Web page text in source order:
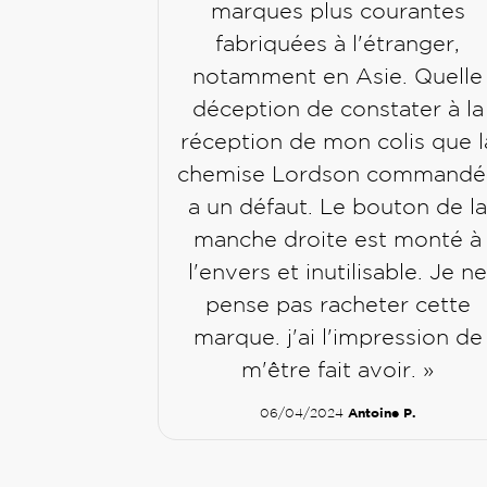
marques plus courantes
fabriquées à l'étranger,
notamment en Asie. Quelle
déception de constater à la
réception de mon colis que
chemise Lordson
a un défaut. Le bouton de la
manche droite est monté à
l'envers et inutilisable. Je ne
pense pas racheter cette
marque. j'ai l'impression de
m'être fait avoir. »
06/04/2024 Antoine P.